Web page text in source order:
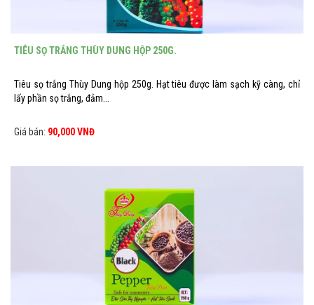
TIÊU SỌ TRẮNG THÙY DUNG HỘP 250G.
Tiêu sọ trắng Thùy Dung hộp 250g. Hạt tiêu được làm sạch kỹ càng, chỉ
lấy phần sọ trắng, đảm...
Giá bán: 90,000 VNĐ